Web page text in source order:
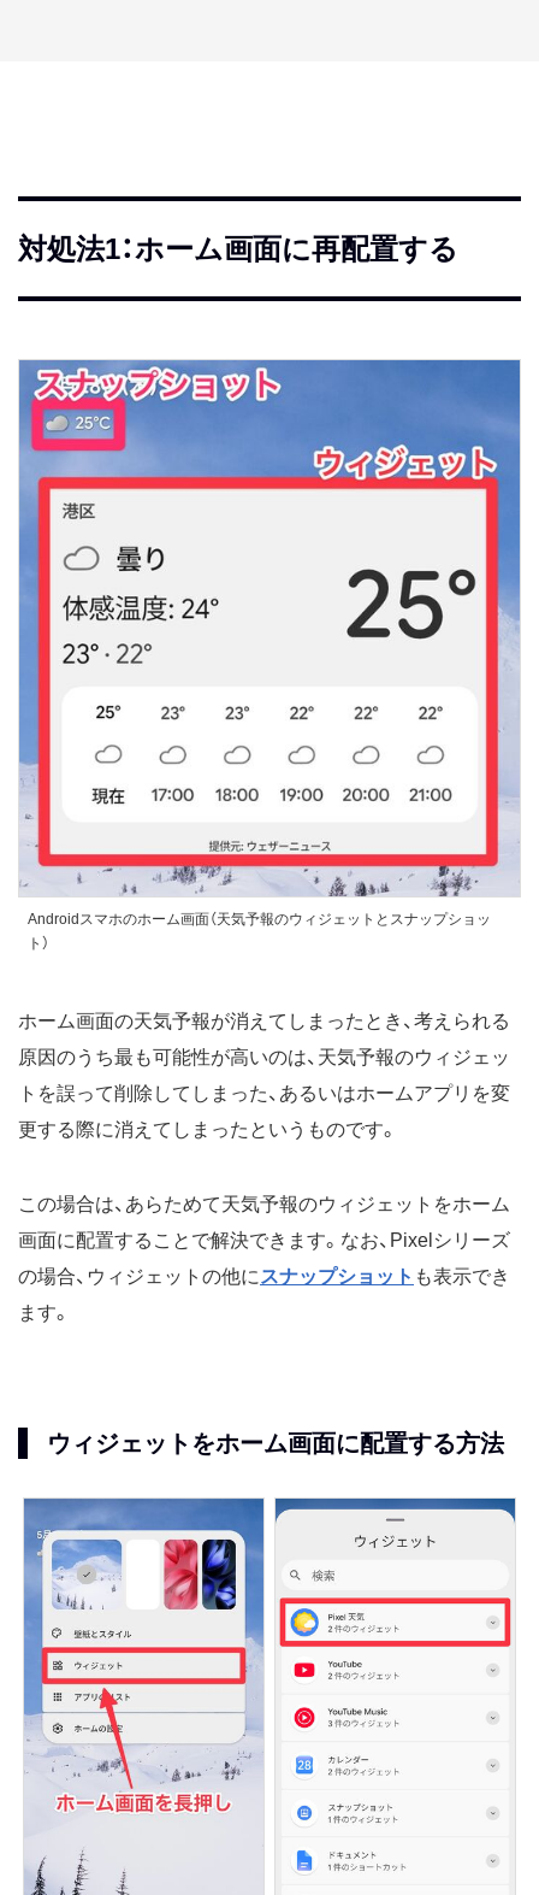
対処法1：ホーム画面に再配置する
Androidスマホのホーム画面（天気予報のウィジェットとスナップショッ
ト）
ホーム画面の天気予報が消えてしまったとき、考えられる
原因のうち最も可能性が高いのは、天気予報のウィジェッ
トを誤って削除してしまった、あるいはホームアプリを変
更する際に消えてしまったというものです。
この場合は、あらためて天気予報のウィジェットをホーム
画面に配置することで解決できます。なお、Pixelシリーズ
の場合、ウィジェットの他に スナップショット も表示でき
ます。
ウィジェットをホーム画面に配置する方法